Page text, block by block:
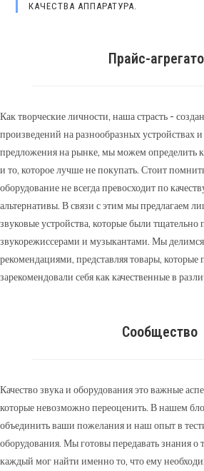
КАЧЕСТВА АППАРАТУРА.
Прайс-
Как творческие личности, наша страсть -
произведений на разнообразных устройствах
предложения на рынке, мы можем определить
и то, которое лучше не покупать. Стоит
оборудование не всегда превосходит по
альтернативы. В связи с этим мы предлагаем
звуковые устройства, которые были
звукорежиссерами и музыкантами. Мы
рекомендациями, представляя товары,
зарекомендовали себя как качественные в
Сообщество
Качество звука и оборудования это важные
которые невозможно переоценить. В нашем
объединить ваши пожелания и наш опыт в
оборудования. Мы готовы передавать знания о
каждый мог найти именно то, что ему